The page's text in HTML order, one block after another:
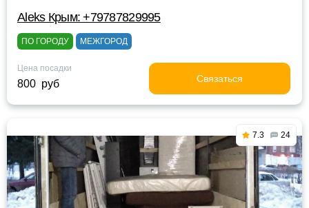
Aleks Крым: +79787829995
ПО ГОРОДУ МЕЖГОРОД
Цена посадки
800 руб Связаться
7.3 24